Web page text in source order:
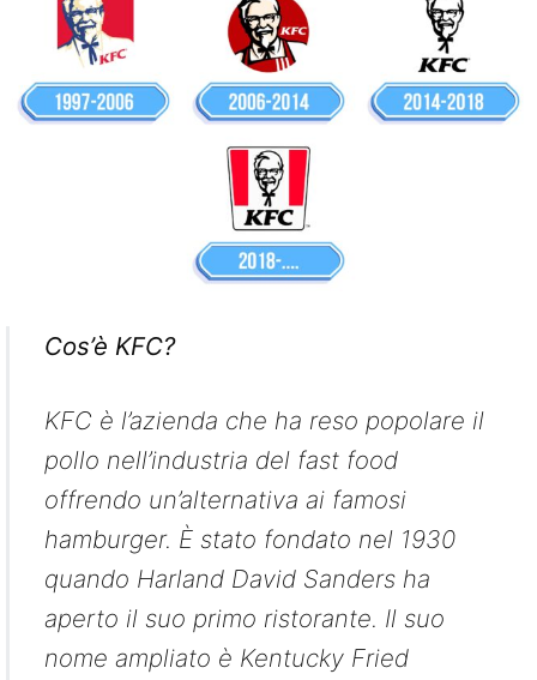
Cos’è KFC?
KFC è l’azienda che ha reso popolare il
pollo nell’industria del fast food
offrendo un’alternativa ai famosi
hamburger. È stato fondato nel 1930
quando Harland David Sanders ha
aperto il suo primo ristorante. Il suo
nome ampliato è Kentucky Fried